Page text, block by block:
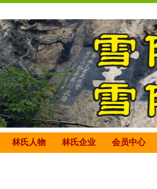
林氏人物 林氏企业 会员中心